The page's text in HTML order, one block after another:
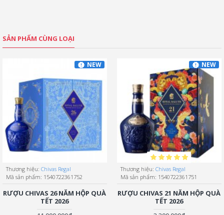
SẢN PHẨM CÙNG LOẠI
NEW
Thương hiệu: Chivas Regal
Mã sản phẩm: 1540722361752
RƯỢU CHIVAS 26 NĂM HỘP QUÀ
TẾT 2026
NEW
Thương hiệu: Chivas Regal
Mã sản phẩm: 1540722361751
RƯỢU CHIVAS 21 NĂM HỘP QUÀ
TẾT 2026